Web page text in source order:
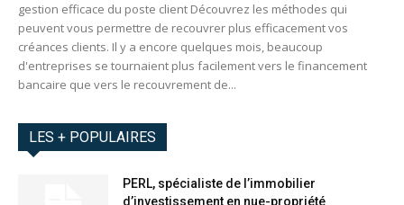
gestion efficace du poste client Découvrez les méthodes qui
peuvent vous permettre de recouvrer plus efficacement vos
créances clients. Il y a encore quelques mois, beaucoup
d'entreprises se tournaient plus facilement vers le financement
bancaire que vers le recouvrement de...
LES + POPULAIRES
PERL, spécialiste de l’immobilier
d’investissement en nue-propriété